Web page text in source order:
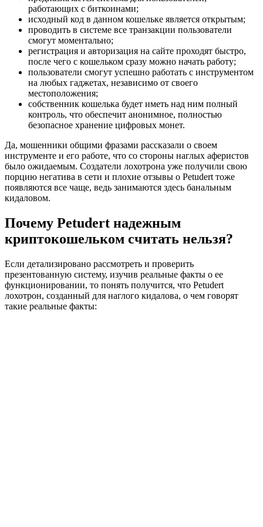
работающих с биткоинами;
исходный код в данном кошельке является открытым;
проводить в системе все транзакции пользователи
смогут моментально;
регистрация и авторизация на сайте проходят быстро,
после чего с кошельком сразу можно начать работу;
пользователи смогут успешно работать с инструментом
на любых гаджетах, независимо от своего
местоположения;
собственник кошелька будет иметь над ним полный
контроль, что обеспечит анонимное, полностью
безопасное хранение цифровых монет.
Да, мошенники общими фразами рассказали о своем
инструменте и его работе, что со стороны наглых аферистов
было ожидаемым. Создатели лохотрона уже получили свою
порцию негатива в сети и плохие отзывы о Petudert тоже
появляются все чаще, ведь занимаются здесь банальным
кидаловом.
Почему Petudert надежным
криптокошельком считать нельзя?
Если детализировано рассмотреть и проверить
презентованную систему, изучив реальные факты о ее
функционировании, то понять получится, что Petudert
лохотрон, созданный для наглого кидалова, о чем говорят
такие реальные факты: